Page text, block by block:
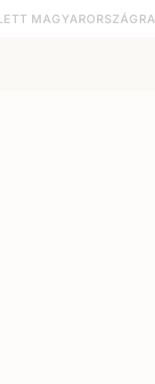
MAGYARORSZÁGRA